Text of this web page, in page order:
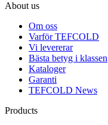
About us
Om oss
Varför TEFCOLD
Vi levererar
Bästa betyg i klassen
Kataloger
Garanti
TEFCOLD News
Products